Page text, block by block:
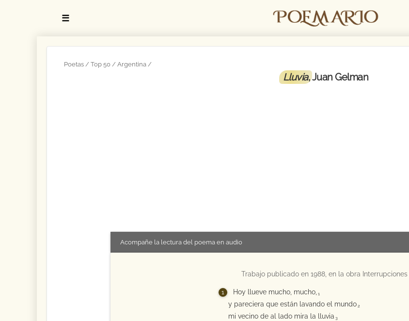
☰
Poetas Top 50 Argentina
Lluvia, Juan Gelman
Acompañe la lectura del poema en audio
Trabajo publicado en 1988, en la obra Interrupciones II
Hoy llueve mucho, mucho, 1
y pareciera que están lavando el mundo 2
mi vecino de al lado mira la lluvia 3